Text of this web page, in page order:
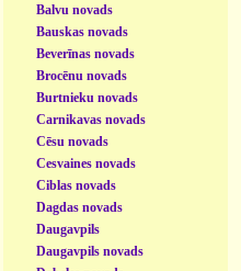
Balvu novads
Bauskas novads
Beverīnas novads
Brocēnu novads
Burtnieku novads
Carnikavas novads
Cēsu novads
Cesvaines novads
Ciblas novads
Dagdas novads
Daugavpils
Daugavpils novads